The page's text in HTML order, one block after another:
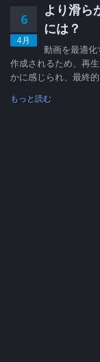
6
4月
より滑ら
には？
動画を最適
作成されるため、再
かに感じられ、最終
もっと読む